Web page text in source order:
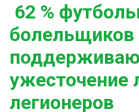
62 %
болельщиков
ужесточение
легионеров